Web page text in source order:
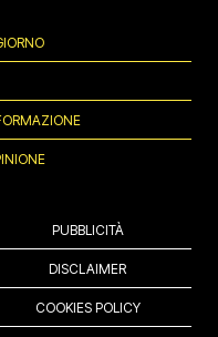
PUBBLICITÀ
DISCLAIMER
COOKIES POLICY